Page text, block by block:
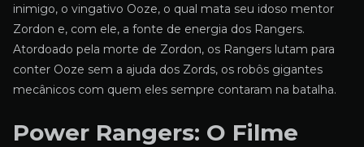
inimigo, o vingativo Ooze, o qual mata seu idoso mentor
Zordon e, com ele, a fonte de energia dos Rangers.
Atordoado pela morte de Zordon, os Rangers lutam para
conter Ooze sem a ajuda dos Zords, os robôs gigantes
mecânicos com quem eles sempre contaram na batalha.
Power Rangers: O Filme